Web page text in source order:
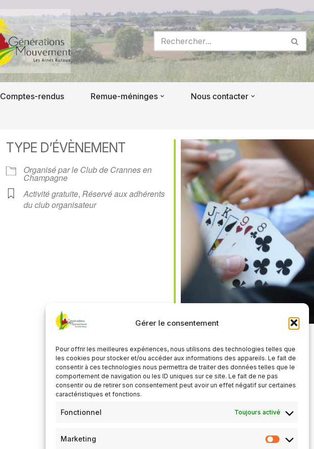
Gérer le consentement
Pour offrir les meilleures expériences, nous utilisons des technologies telles que
les cookies pour stocker et/ou accéder aux informations des appareils. Le fait de
consentir à ces technologies nous permettra de traiter des données telles que le
comportement de navigation ou les ID uniques sur ce site. Le fait de ne pas
consentir ou de retirer son consentement peut avoir un effet négatif sur certaines
caractéristiques et fonctions.
Fonctionnel Toujours activé
Marketing
Comptes-rendus Remue-méninges
Nous contacter
Office 365
TYPE D’ÉVÈNEMENT
Organisé par le Club de Crannes en
Champagne
Activité gratuite,Réservé aux adhérents
du club organisateur